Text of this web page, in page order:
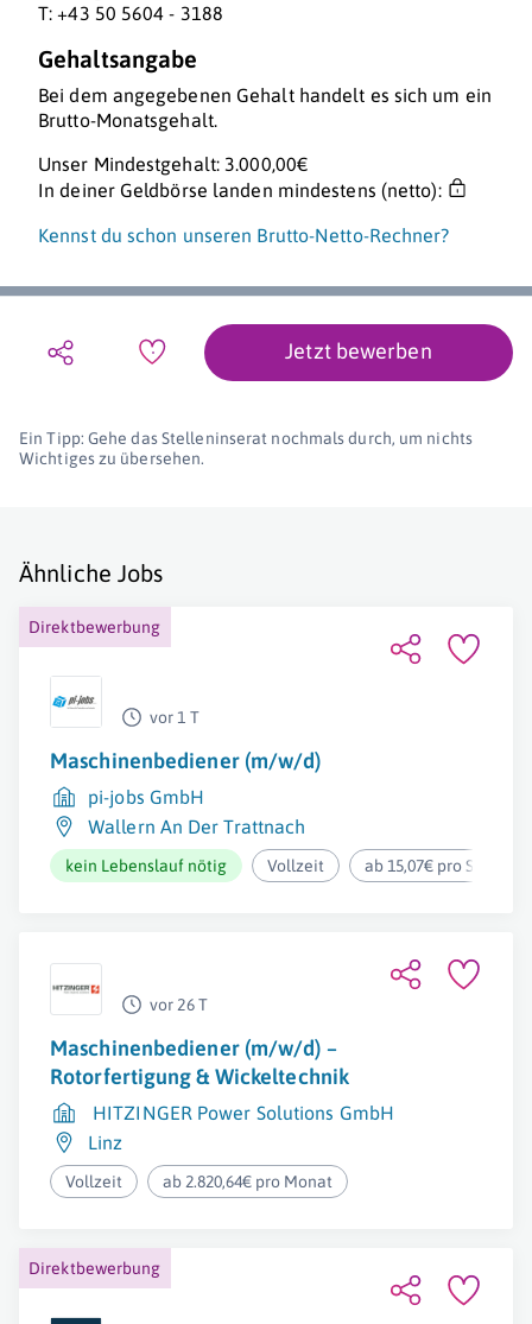
T: +43 50 5604 - 3188
Gehaltsangabe
Bei dem angegebenen Gehalt handelt es sich um ein
Brutto-Monatsgehalt.
Unser Mindestgehalt: 3.000,00€
In deiner Geldbörse landen mindestens (netto):
Kennst du schon unseren Brutto-Netto-Rechner?
Jetzt bewerben
Ein Tipp: Gehe das Stelleninserat nochmals durch, um nichts
Wichtiges zu übersehen.
Ähnliche Jobs
Direktbewerbung
vor 1 T
Maschinenbediener (m/w/d)
pi-jobs GmbH
Wallern An Der Trattnach
kein Lebenslauf nötig Vollzeit ab 15,07€ pro Stunde
vor 26 T
Maschinenbediener (m/w/d) –
Rotorfertigung & Wickeltechnik
HITZINGER Power Solutions GmbH
Linz
Vollzeit ab 2.820,64€ pro Monat
Direktbewerbung